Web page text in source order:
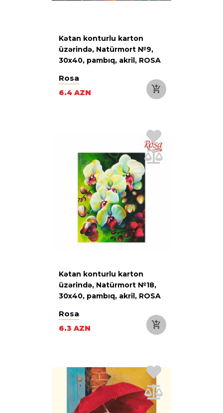
Kətan konturlu karton
üzərində, Natürmort №9,
30х40, pambıq, akril, ROSA
Rosa
6.4 AZN
Kətan konturlu karton
üzərində, Natürmort №18,
30х40, pambıq, akril, ROSA
Rosa
6.3 AZN